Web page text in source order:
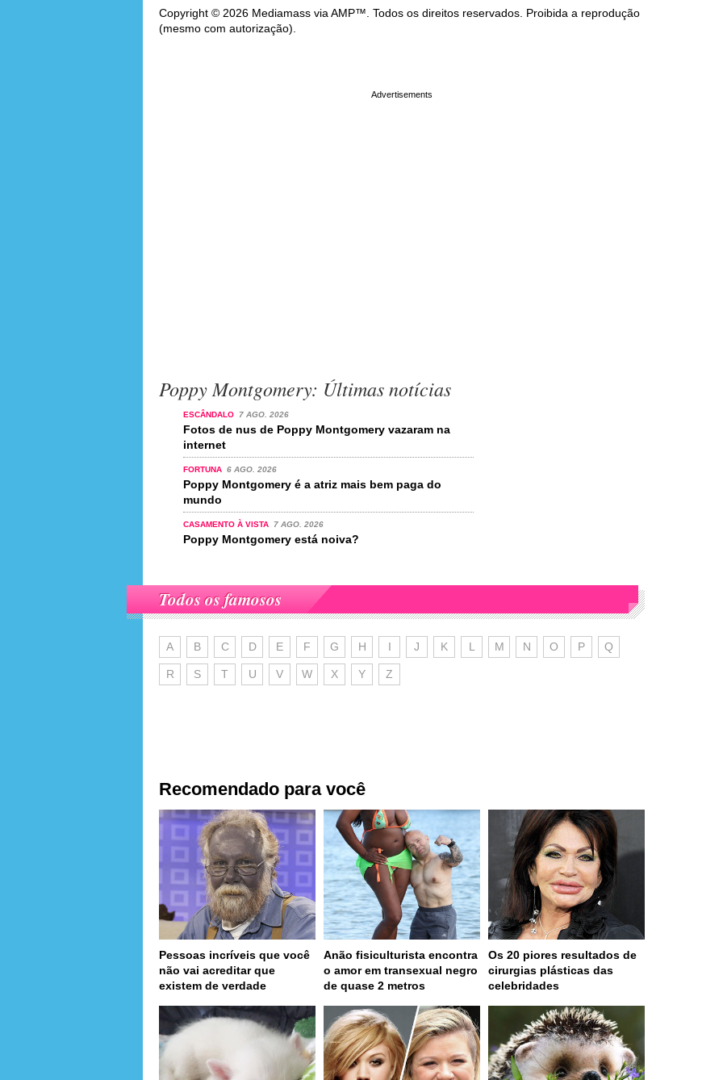
Copyright © 2026 Mediamass via AMP™. Todos os direitos reservados. Proibida a reprodução
(mesmo com autorização).
Poppy Montgomery: Últimas notícias
ESCÂNDALO 7 AGO. 2026
Fotos de nus de Poppy Montgomery vazaram na
internet
FORTUNA 6 AGO. 2026
Poppy Montgomery é a atriz mais bem paga do
mundo
CASAMENTO À VISTA 7 AGO. 2026
Poppy Montgomery está noiva?
Todos os famosos
A B C D E F G H I J K L M N O P Q
R S T U V W X Y Z
Recomendado para você
Pessoas incríveis que você
não vai acreditar que
existem de verdade
Anão fisiculturista encontra
o amor em transexual negro
de quase 2 metros
Os 20 piores resultados de
cirurgias plásticas das
celebridades